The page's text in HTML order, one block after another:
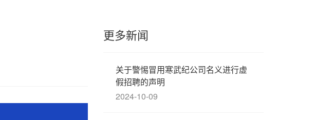
更多新闻
关于警惕冒用寒武纪公司名义进行虚
假招聘的声明
2024-10-09